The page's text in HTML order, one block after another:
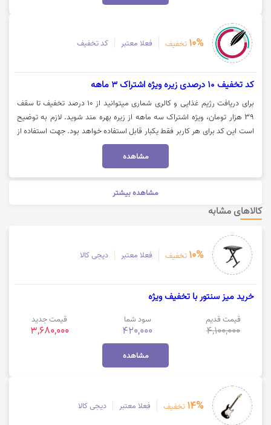
10% تخفیف فعلا معتبر کد تخفیف
کد تخفیف 10 درصدی زیره ویژه اشتراک 3 ماهه
برای دریافت رژیم غذایی و کالری شماری میتوانید از 10 درصد تخفیف تا سقف
39 هزار تومان، ویژه اشتراک سه ماهه از زیره بهره مند شوید. لازم به توضیح
است این کد برای هر کاربر فقط یکبار قابل استفاده خواهد بود. جهت استفاده از
تخفیف میبایست کد را کپی کرده و روی گزینه "خرید اشتراک" کلیک نمایید.
مشاهده
مشاهده بیشتر
کالاهای مشابه
10% تخفیف فعلا معتبر دیجی کالا
خرید میز سنتور با تخفیف ویژه
قیمت قدیم
4,100,000
سود شما
420,000
قیمت جدید
3,680,000
مشاهده
14% تخفیف فعلا معتبر دیجی کالا